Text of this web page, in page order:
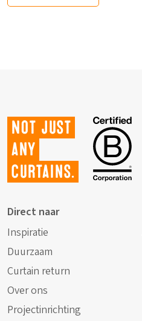
Not just
any
curtains.
Direct naar
Inspiratie
Duurzaam
Curtain return
Over ons
Projectinrichting